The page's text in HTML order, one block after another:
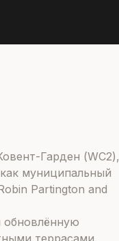
Гарден (WC2),
муниципальный
Partington and
обновлённую
террасами,